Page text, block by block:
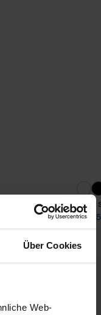
Über Cookies
Web-
polo
from